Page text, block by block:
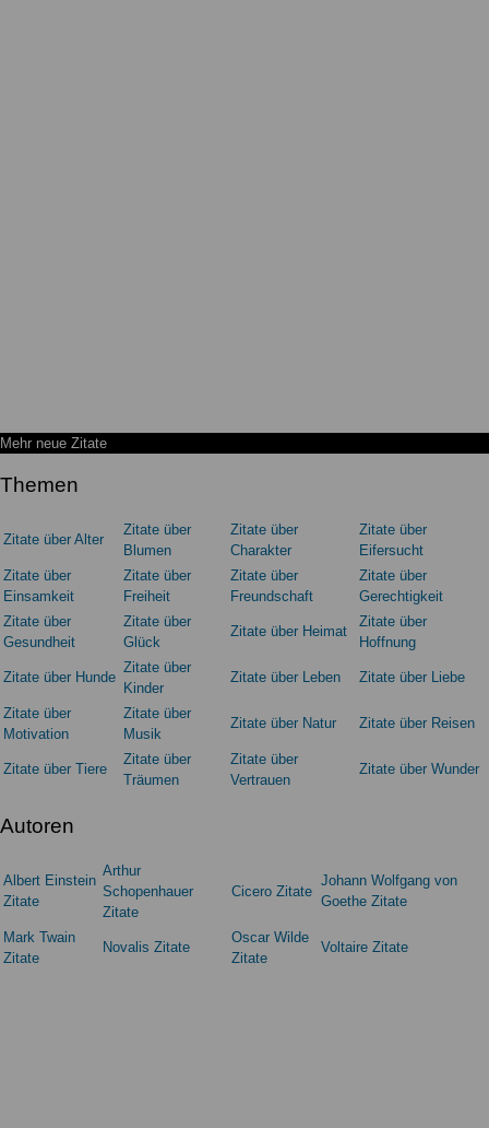
Mehr neue Zitate
Themen
Zitate über Alter
Zitate über
Blumen
Zitate über
Charakter
Zitate über
Eifersucht
Zitate über
Einsamkeit
Zitate über
Freiheit
Zitate über
Freundschaft
Zitate über
Gerechtigkeit
Zitate über
Gesundheit
Zitate über
Glück
Zitate über Heimat
Zitate über
Hoffnung
Zitate über Hunde
Zitate über
Kinder
Zitate über Leben Zitate über Liebe
Zitate über
Motivation
Zitate über
Musik
Zitate über Natur Zitate über Reisen
Zitate über Tiere
Zitate über
Träumen
Zitate über
Vertrauen
Zitate über Wunder
Autoren
Albert Einstein
Zitate
Arthur
Schopenhauer
Zitate
Cicero Zitate
Johann Wolfgang von
Goethe Zitate
Mark Twain
Zitate
Novalis Zitate
Oscar Wilde
Zitate
Voltaire Zitate